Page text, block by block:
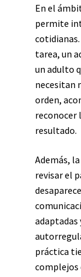
En el
permite
tarea, un
un adulto
necesitan
orden,
reconocer
resultado.
Además,
revisar el
adaptadas
práctica
complejos